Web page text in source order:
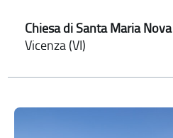
Chiesa di Santa Maria Nova
Vicenza (VI)